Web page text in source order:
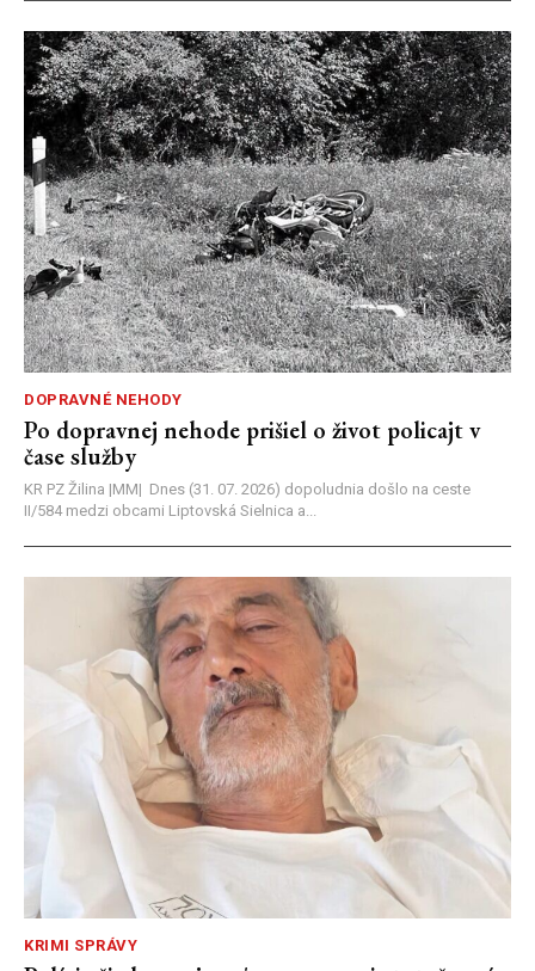
DOPRAVNÉ NEHODY
Po dopravnej nehode prišiel o život policajt v
čase služby
KR PZ Žilina |MM| Dnes (31. 07. 2026) dopoludnia došlo na ceste
II/584 medzi obcami Liptovská Sielnica a...
KRIMI SPRÁVY